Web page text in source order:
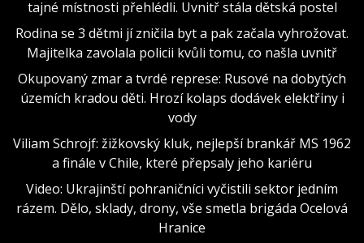
tajné místnosti přehlédli. Uvnitř stála dětská postel
Rodina se 3 dětmi jí zničila byt a pak začala vyhrožovat.
Majitelka zavolala policii kvůli tomu, co našla uvnitř
Okupovaný zmar a tvrdé represe: Rusové na dobytých
územích kradou děti. Hrozí kolaps dodávek elektřiny i
vody
Viliam Schrojf: žižkovský kluk, nejlepší brankář MS 1962
a finále v Chile, které přepsaly jeho kariéru
Video: Ukrajinští pohraničníci vyčistili sektor jedním
rázem. Dělo, sklady, drony, vše smetla brigáda Ocelová
Hranice